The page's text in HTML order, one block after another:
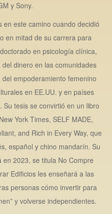
y Sony.
este camino cuando decidió
en mitad de su carrera para
en psicología clínica,
dinero en las comunidades
empoderamiento femenino
en EE.UU. y en países
tesis se convirtió en un libro
York Times, SELF MADE,
and Rich in Every Way, que
español y chino mandarín. Su
2023, se titula No Compre
Edificios les enseñará a las
personas cómo invertir para
y volverse independientes.